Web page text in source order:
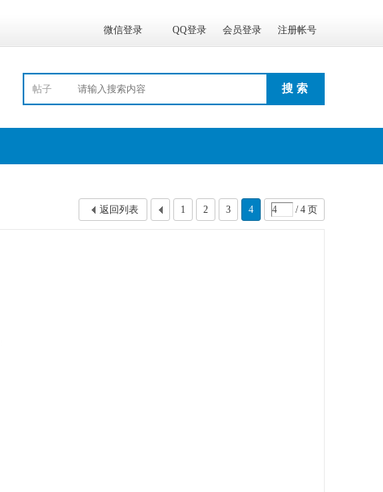
微信登录
QQ登录 会员登录 注册帐号
帖子 搜 索
1 2 3 4 / 4 页
返回列表